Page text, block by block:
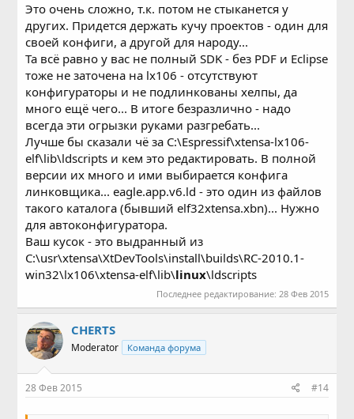
Это очень сложно, т.к. потом не стыканется у
других. Придется держать кучу проектов - один для
своей конфиги, а другой для народу...
Та всё равно у вас не полный SDK - без PDF и Eclipse
тоже не заточена на lx106 - отсутствуют
конфигураторы и не подлинкованы хелпы, да
много ещё чего... В итоге безразлично - надо
всегда эти огрызки руками разгребать...
Лучше бы сказали чё за C:\Espressif\xtensa-lx106-
elf\lib\ldscripts и кем это редактировать. В полной
версии их много и ими выбирается конфига
линковщика... eagle.app.v6.ld - это один из файлов
такого каталога (бывший elf32xtensa.xbn)... Нужно
для автоконфигуратора.
Ваш кусок - это выдранный из
C:\usr\xtensa\XtDevTools\install\builds\RC-2010.1-
win32\lx106\xtensa-elf\lib\linux\ldscripts
Последнее редактирование: 28 Фев 2015
CHERTS
Moderator Команда форума
28 Фев 2015 #14